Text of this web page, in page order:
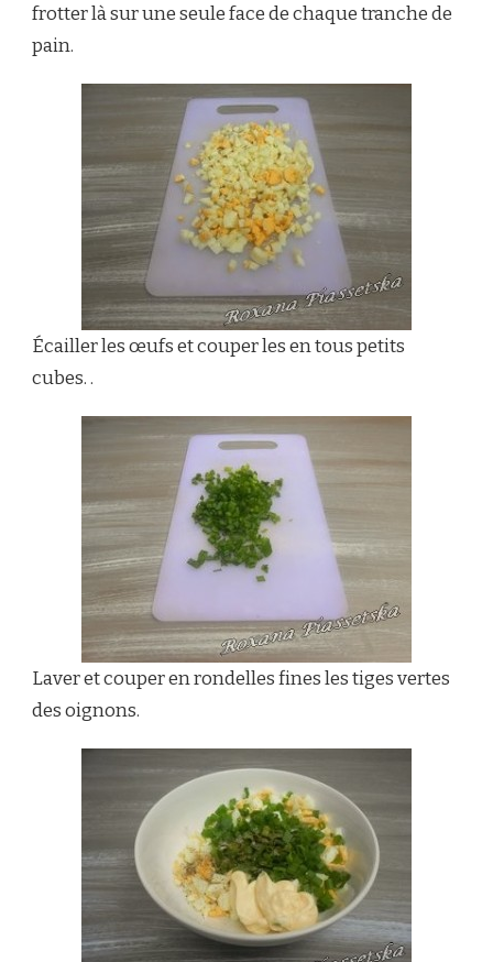
frotter là sur une seule face de chaque tranche de
pain.
Écailler les œufs et couper les en tous petits
cubes. .
Laver et couper en rondelles fines les tiges vertes
des oignons.